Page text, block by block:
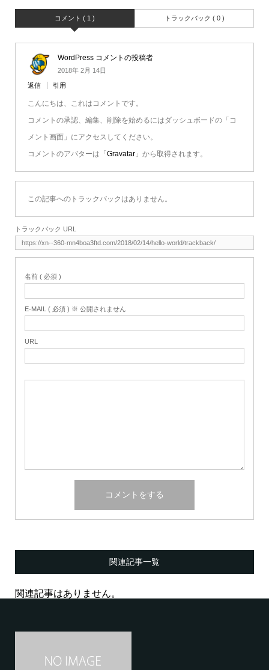
コメント ( 1 ) トラックバック ( 0 )
WordPress コメントの投稿者
2018年 2月 14日
返信 引用
こんにちは、これはコメントです。
コメントの承認、編集、削除を始めるにはダッシュボードの「コ
メント画面」にアクセスしてください。
コメントのアバターは「 Gravatar」から取得されます。
この記事へのトラックバックはありません。
トラックバック URL
名前 ( 必須 )
E-MAIL ( 必須 ) ※ 公開されません
URL
関連記事一覧
関連記事はありません。